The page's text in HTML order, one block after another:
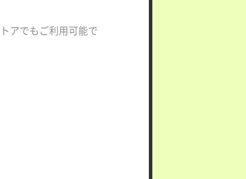
アでもご利用可能で